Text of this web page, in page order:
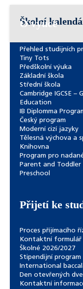
Školní
O výuce
Přehled studijních
Tiny Tots
Předškolní výuka
Základní škola
Střední škola
Cambridge IGCSE
Education
IB Diplomma
Český program
Moderní cizí jazyky
Tělesná výchova a
Knihovna
Program pro
Parent and
Preschool
Přijetí ke
Proces příjímacího
Kontaktní formulář
Školné 2026/2027
Stipendijní program
International
Den otevřených
Kontaktní